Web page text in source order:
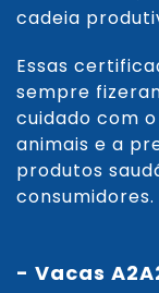
cadeia
Essas
sempre
cuidado com
animais e a
produtos
- Vacas